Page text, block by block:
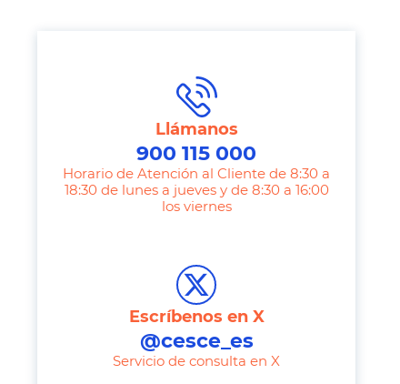
Llámanos
900 115 000
Horario de Atención al Cliente de 8:30 a
18:30 de lunes a jueves y de 8:30 a 16:00
los viernes
Escríbenos en X
@cesce_es
Servicio de consulta en X